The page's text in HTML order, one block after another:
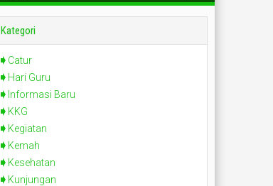
Kategori
Catur
Hari Guru
Informasi Baru
KKG
Kegiatan
Kemah
Kesehatan
Kunjungan